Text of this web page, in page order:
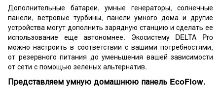
Дополнительные батареи, умные генераторы, солнечные
панели, ветровые турбины, панели умного дома и другие
устройства могут дополнить зарядную станцию ​​и сделать ее
использование еще автономнее. Экосистему DELTA Pro
можно настроить в соответствии с вашими потребностями,
от резервного питания до уменьшения вашей зависимости
от сети с помощью зеленых альтернатив.
Представляем умную домашнюю панель EcoFlow.